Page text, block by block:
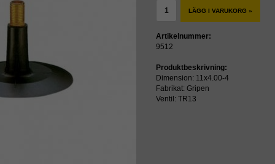
LÄGG I VARUKORG »
Artikelnummer:
9512
Produktbeskrivning:
Dimension: 11x4.00-4
Fabrikat: Gripen
Ventil: TR13